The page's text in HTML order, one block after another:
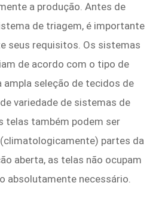
a produção. Antes de
de triagem, é importante
seus requisitos. Os sistemas
de acordo com o tipo de
ampla seleção de tecidos de
variedade de sistemas de
telas também podem ser
partes da
aberta, as telas não ocupam
absolutamente necessário.